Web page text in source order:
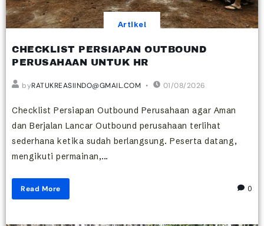
Artikel
CHECKLIST PERSIAPAN OUTBOUND
PERUSAHAAN UNTUK HR
byRATUKREASIINDO@GMAIL.COM 01/08/2026
Checklist Persiapan Outbound Perusahaan agar Aman
dan Berjalan Lancar Outbound perusahaan terlihat
sederhana ketika sudah berlangsung. Peserta datang,
mengikuti permainan,...
Read More 0